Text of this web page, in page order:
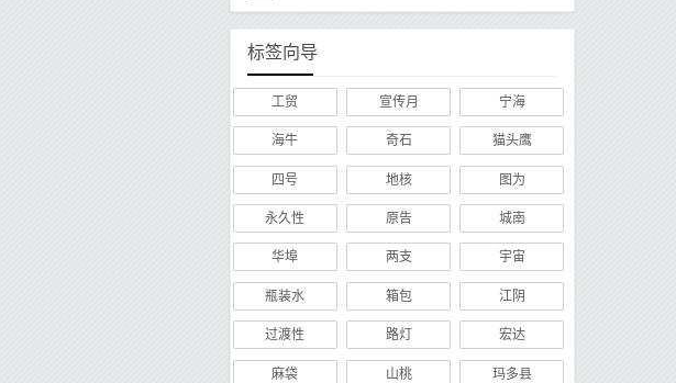
标签向导
工贸 宣传月 宁海
海牛 奇石 猫头鹰
四号 地核 图为
永久性 原告 城南
华埠 两支 宇宙
瓶装水 箱包 江阴
过渡性 路灯 宏达
麻袋 山桃 玛多县